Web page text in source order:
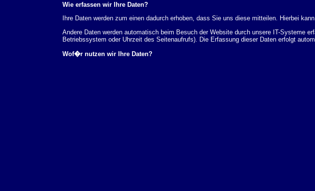
Wie erfassen wir Ihre Daten?
Ihre Daten werden zum einen dadurch erhoben, dass Sie uns diese mitteilen. Hierbei
Andere Daten werden automatisch beim Besuch der Website durch unsere IT-Systeme
Betriebssystem oder Uhrzeit des Seitenaufrufs). Die Erfassung dieser Daten erfolgt
Wof�r nutzen wir Ihre Daten?